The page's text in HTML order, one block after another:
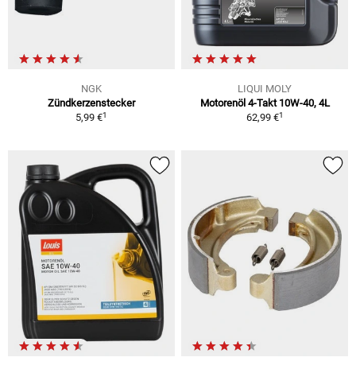
NGK
Zündkerzenstecker
5,99 €1
LIQUI MOLY
Motorenöl 4-Takt 10W-40, 4L
62,99 €1